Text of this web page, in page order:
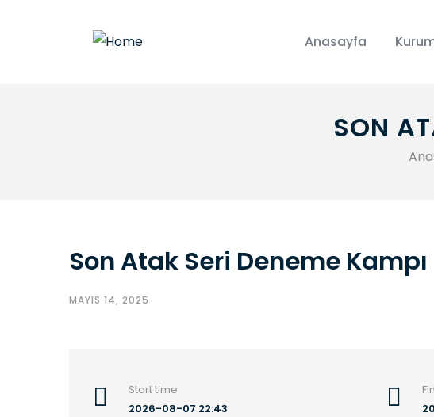
Anasayfa
SON
Son Atak Seri Deneme Kampı
MAYIS 14, 2025
Start time
2026-08-07 22:43